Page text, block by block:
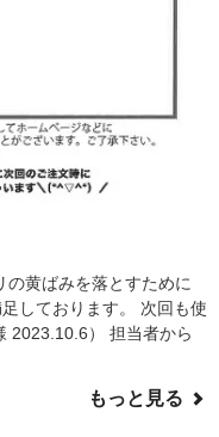
の黄ばみを落とすために
しております。 次回も使
2023.10.6） 担当者から
もっと見る